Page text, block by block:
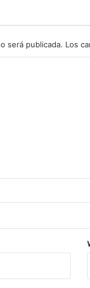
será publicada. Los